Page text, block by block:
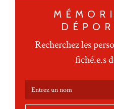
Recherchez les
fiché.e.s